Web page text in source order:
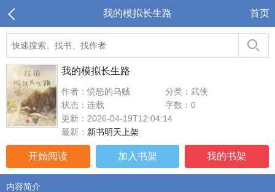
我的模拟长生路 首页
我的模拟长生路
作者：愤怒的乌贼
分类：武侠
状态：连载
字数：0
更新：2026-04-19T12:04:14
最新： 新书明天上架
开始阅读 加入书架 我的书架
内容简介